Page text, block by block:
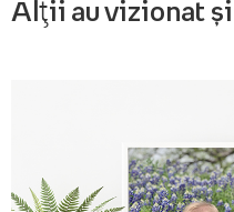
Alții au vizionat și